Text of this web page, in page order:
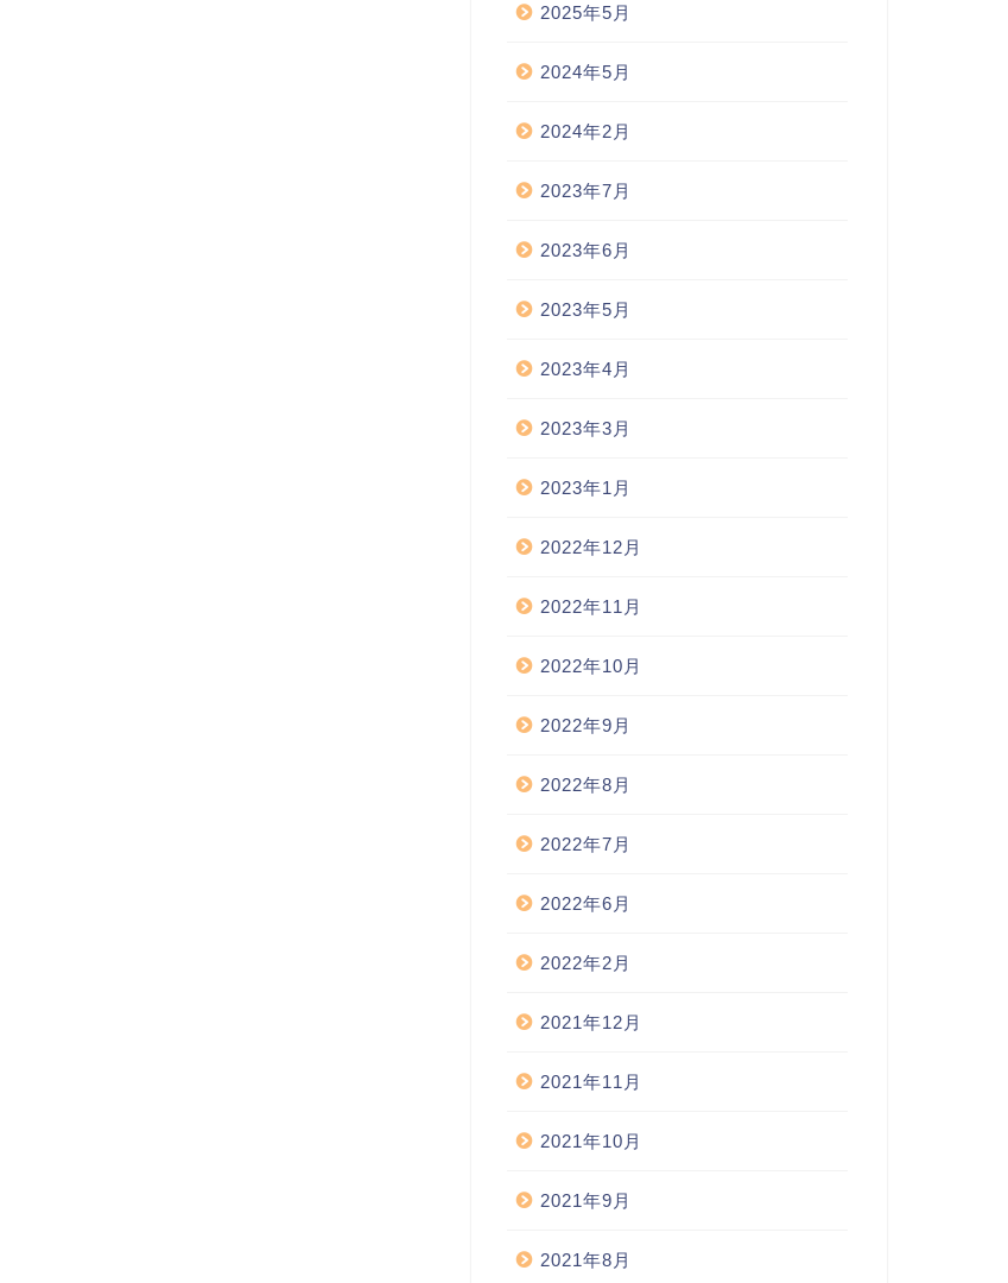
2025年5月
2024年5月
2024年2月
2023年7月
2023年6月
2023年5月
2023年4月
2023年3月
2023年1月
2022年12月
2022年11月
2022年10月
2022年9月
2022年8月
2022年7月
2022年6月
2022年2月
2021年12月
2021年11月
2021年10月
2021年9月
2021年8月